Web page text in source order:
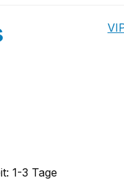
1-3 Tage